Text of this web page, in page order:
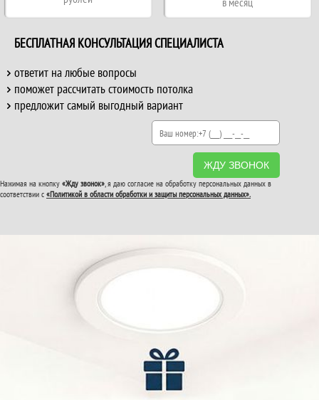
ВТОРОЙ И ТРЕТИЙ
ПОТОЛОК
В ПОДАРОК!
До конца акции:
БЕСПЛАТНАЯ КОНСУЛЬТАЦИЯ СПЕЦИАЛИСТА
ответит на любые вопросы
поможет рассчитать стоимость потолка
предложит самый выгодный вариант
ЖДУ ЗВОНОК
Нажимая на кнопку «Жду звонок», я даю согласие на обработку персональных данных в
соответствии с «Политикой в области обработки и защиты персональных данных».